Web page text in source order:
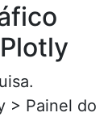
> Painel do